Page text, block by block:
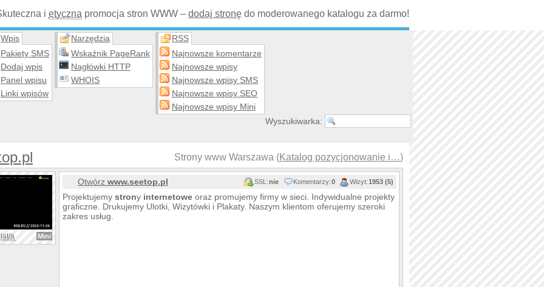
i etyczna promocja stron WWW – dodaj stronę do moderowanego katalogu za darmo!
Wpis
Pakiety SMS
Dodaj wpis
Panel wpisu
Linki wpisów
Narzędzia
Wskaźnik PageRank
Nagłówki HTTP
WHOIS
RSS
Najnowsze komentarze
Najnowsze wpisy
Najnowsze wpisy SMS
Najnowsze wpisy SEO
Najnowsze wpisy Mini
Wyszukiwarka:
Strony www Warszawa (Katalog pozycjonowanie i…)
a Mini
Otwórz www.seetop.pl SSL:nie Komentarzy:0 Wizyt:1953 (5)
Projektujemy strony internetowe oraz promujemy firmy w sieci. Indywidualne projekty
graficzne. Drukujemy Ulotki, Wizytówki i Plakaty. Naszym klientom oferujemy szeroki
zakres usług.